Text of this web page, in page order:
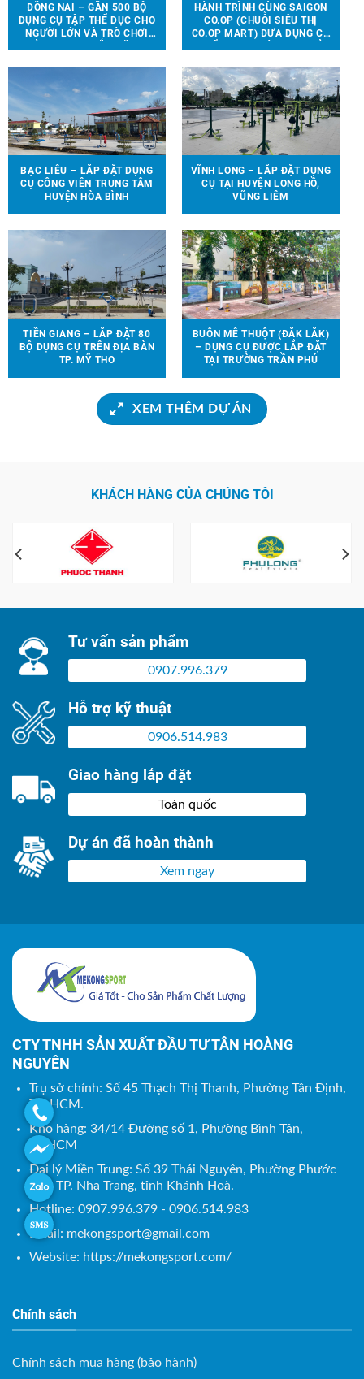
ĐỒNG NAI – GẦN 500 BỘ
DỤNG CỤ TẬP THỂ DỤC CHO
NGƯỜI LỚN VÀ TRÒ CHƠI
HÀNH TRÌNH CÙNG SAIGON
CO.OP (CHUỖI SIÊU THỊ
CO.OP MART) ĐƯA DỤNG CỤ
HỌC TẠI 6 TỈNH THÀNH
BẠC LIÊU – LẮP ĐẶT DỤNG
CỤ CÔNG VIÊN TRUNG TÂM
HUYỆN HÒA BÌNH
VĨNH LONG – LẮP ĐẶT DỤNG
CỤ TẠI HUYỆN LONG HỒ,
VŨNG LIÊM
TIỀN GIANG – LẮP ĐẶT 80
BỘ DỤNG CỤ TRÊN ĐỊA BÀN
TP. MỸ THO
BUÔN MÊ THUỘT (ĐẮK LẮK)
– DỤNG CỤ ĐƯỢC LẮP ĐẶT
TẠI TRƯỜNG TRẦN PHÚ
XEM THÊM DỰ ÁN
KHÁCH HÀNG CỦA CHÚNG TÔI
Tư vấn sản phẩm
0907.996.379
Hỗ trợ kỹ thuật
0906.514.983
Giao hàng lắp đặt
Toàn quốc
Dự án đã hoàn thành
Xem ngay
CTY TNHH SẢN XUẤT ĐẦU TƯ TÂN HOÀNG
NGUYÊN
Trụ sở chính: Số 45 Thạch Thị Thanh, Phường Tân Định,
TP. HCM.
Kho hàng: 34/14 Đường số 1, Phường Bình Tân,
TP.HCM
Đại lý Miền Trung: Số 39 Thái Nguyên, Phường Phước
Tân, TP. Nha Trang, tỉnh Khánh Hoà.
Hotline: 0907.996.379 - 0906.514.983
Email: mekongsport@gmail.com
Website: https://mekongsport.com/
Chính sách
Chính sách mua hàng (bảo hành)